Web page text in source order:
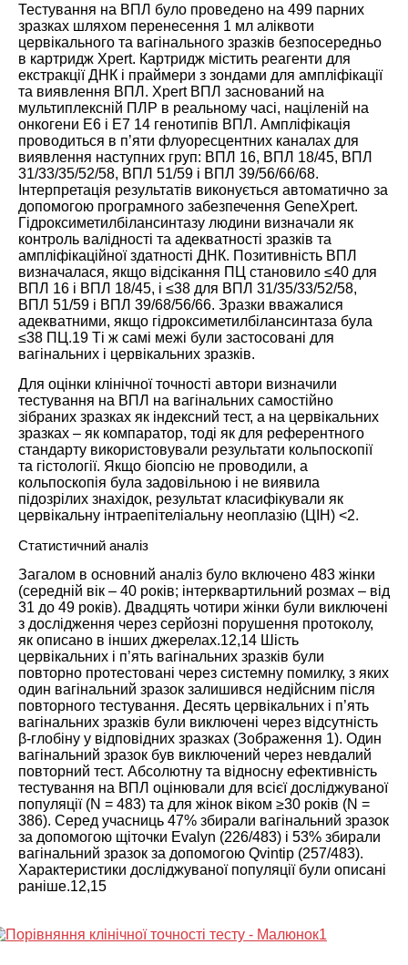
Тестування на ВПЛ було проведено на 499 парних
зразках шляхом перенесення 1 мл аліквоти
цервікального та вагінального зразків безпосередньо
в картридж Xpert. Картридж містить реагенти для
екстракції ДНК і праймери з зондами для ампліфікації
та виявлення ВПЛ. Xpert ВПЛ заснований на
мультиплексній ПЛР в реальному часі, націленій на
онкогени E6 і E7 14 генотипів ВПЛ. Ампліфікація
проводиться в п’яти флуоресцентних каналах для
виявлення наступних груп: ВПЛ 16, ВПЛ 18/45, ВПЛ
31/33/35/52/58, ВПЛ 51/59 і ВПЛ 39/56/66/68.
Інтерпретація результатів виконується автоматично за
допомогою програмного забезпечення GeneXpert.
Гідроксиметилбілансинтазу людини визначали як
контроль валідності та адекватності зразків та
ампліфікаційної здатності ДНК. Позитивність ВПЛ
визначалася, якщо відсікання ПЦ становило ≤40 для
ВПЛ 16 і ВПЛ 18/45, і ≤38 для ВПЛ 31/35/33/52/58,
ВПЛ 51/59 і ВПЛ 39/68/56/66. Зразки вважалися
адекватними, якщо гідроксиметилбілансинтаза була
≤38 ПЦ.19 Ті ж самі межі були застосовані для
вагінальних і цервікальних зразків.
Для оцінки клінічної точності автори визначили
тестування на ВПЛ на вагінальних самостійно
зібраних зразках як індексний тест, а на цервікальних
зразках – як компаратор, тоді як для референтного
стандарту використовували результати кольпоскопії
та гістології. Якщо біопсію не проводили, а
кольпоскопія була задовільною і не виявила
підозрілих знахідок, результат класифікували як
цервікальну інтраепітеліальну неоплазію (ЦІН) <2.
Статистичний аналіз
Загалом в основний аналіз було включено 483 жінки
(середній вік – 40 років; інтерквартильний розмах – від
31 до 49 років). Двадцять чотири жінки були виключені
з дослідження через серйозні порушення протоколу,
як описано в інших джерелах.12,14 Шість
цервікальних і п’ять вагінальних зразків були
повторно протестовані через системну помилку, з яких
один вагінальний зразок залишився недійсним після
повторного тестування. Десять цервікальних і п’ять
вагінальних зразків були виключені через відсутність
β-глобіну у відповідних зразках (Зображення 1). Один
вагінальний зразок був виключений через невдалий
повторний тест. Абсолютну та відносну ефективність
тестування на ВПЛ оцінювали для всієї досліджуваної
популяції (N = 483) та для жінок віком ≥30 років (N =
386). Серед учасниць 47% збирали вагінальний зразок
за допомогою щіточки Evalyn (226/483) і 53% збирали
вагінальний зразок за допомогою Qvintip (257/483).
Характеристики досліджуваної популяції були описані
раніше.12,15